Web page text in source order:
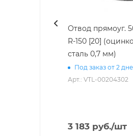
Отвод прямоуг.
R-150 [20]
сталь 0,7 мм)
Под заказ от 2
Арт.: VTL-00204302
3 183 руб./шт